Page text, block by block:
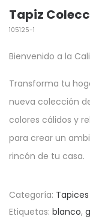
Tapiz
105125-1
Bienvenido a la
Transforma tu
nueva colección
colores cálidos y
para crear un
rincón de tu casa.
Categoría: Tapices
Etiquetas: blanco,